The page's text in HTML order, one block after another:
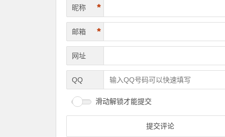
昵称 *
邮箱 *
网址
QQ
滑动解锁才能提交